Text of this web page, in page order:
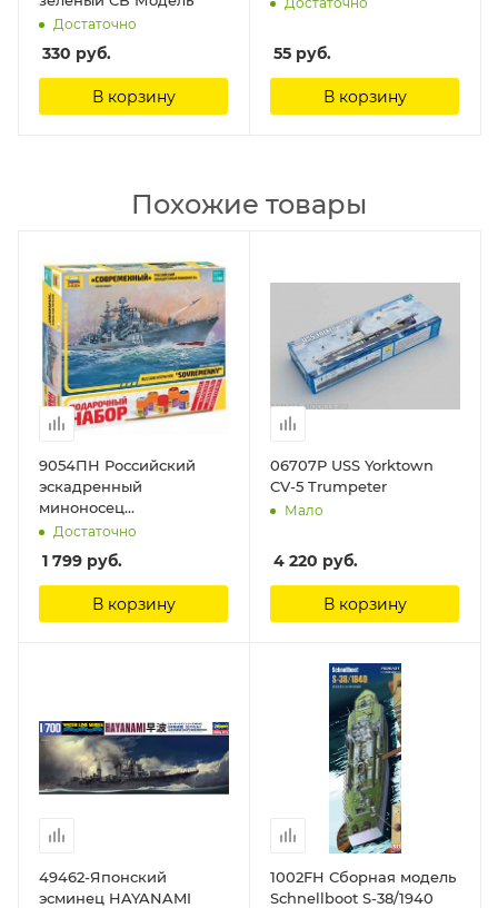
Достаточно
330 руб.
В корзину
55 руб.
В корзину
Похожие товары
9054ПН Российский
эскадренный
миноносец
Современный Звезда
Достаточно
1 799 руб.
В корзину
06707P USS Yorktown
CV-5 Trumpeter
Мало
4 220 руб.
В корзину
49462-Японский
эсминец HAYANAMI
1002FH Сборная модель
Schnellboot S-38/1940